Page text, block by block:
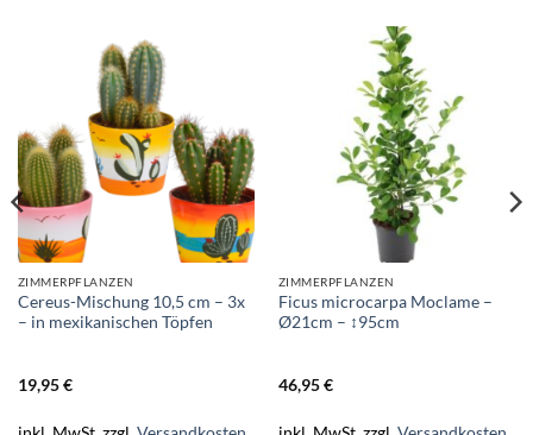
ZIMMERPFLANZEN
Cereus-Mischung 10,5 cm – 3x
– in mexikanischen Töpfen
19,95€
ZIMMERPFLANZEN
Ficus microcarpa Moclame –
Ø21cm – ↕95cm
46,95€